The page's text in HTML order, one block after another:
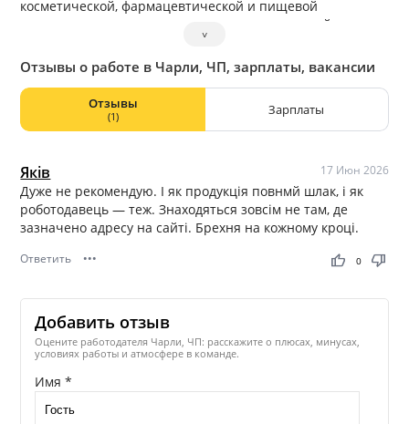
косметической, фармацевтической и пищевой
промышленности, а также производство готовой
косметической продукции, в том числе и контрактное
производство. Партнерами нашей компании являются
многие косметические и фармацевтические
производители Украины и некоторые фармацевтические
и ветеринарные компании Белоруссии, Молдовы.
Высокое качество нашей продукции — это результат
который работает как единая команда и состоит из
грамотных и профессиональных кадров. Являясь
производителями и разработчиками сырья для
косметической промышленности, мы имеем
типов и любой сложности. Это явилось предпосылкой
торговыми марками — «ДЭТА», «ЖИВИН».
˅
Отзывы о работе в Чарли, ЧП, зарплаты, вакансии
Отзывы
(1) Зарплаты
Яків 17 Июн 2026
Дуже не рекомендую. І як продукція повнмй шлак, і як
роботодавець — теж. Знаходяться зовсім не там, де
зазначено адресу на сайті. Брехня на кожному кроці.
Ответить ••• thumb_up thumb_down
0
Добавить отзыв
Оцените работодателя Чарли, ЧП: расскажите о плюсах, минусах,
условиях работы и атмосфере в команде.
Имя *